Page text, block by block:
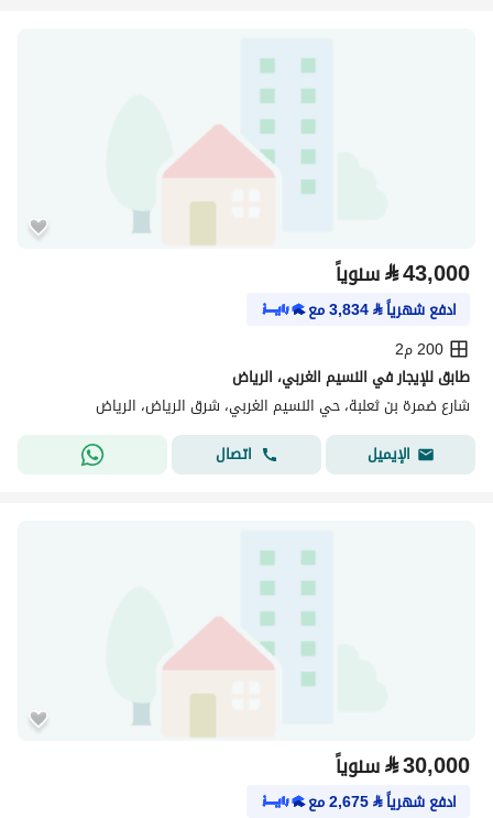
⃁43,000 سنوياً
ادفع شهرياً⃁
3,834مع
200 م2
طابق للإيجار في النسيم الغربي، الرياض
شارع ضمرة بن ثعلبة، حي النسيم الغربي، شرق الرياض، الرياض
الإيميل
اتصال
⃁30,000 سنوياً
ادفع شهرياً⃁
2,675مع